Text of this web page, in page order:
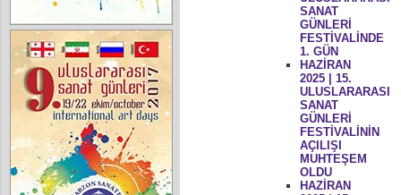
SANAT
GÜNLERİ
FESTİVALİNDE
1. GÜN
HAZİRAN
2025 | 15.
ULUSLARARASI
SANAT
GÜNLERİ
FESTİVALİNİN
AÇILIŞI
MUHTEŞEM
OLDU
HAZİRAN